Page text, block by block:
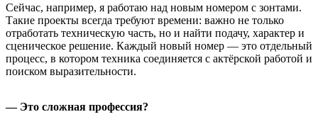
Сейчас, например, я работаю над новым номером с зонтами.
Такие проекты всегда требуют времени: важно не только
отработать техническую часть, но и найти подачу, характер и
сценическое решение. Каждый новый номер — это отдельный
процесс, в котором техника соединяется с актёрской работой и
поиском выразительности.
— Это сложная профессия?